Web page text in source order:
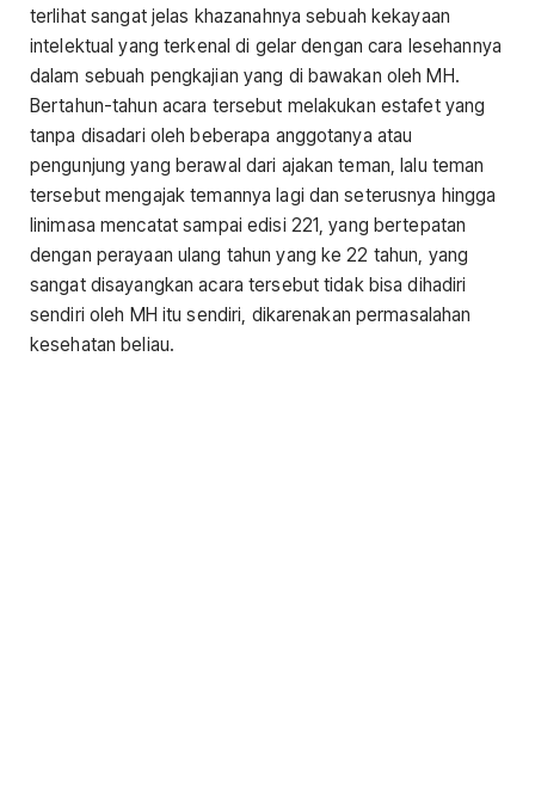
terlihat sangat jelas khazanahnya sebuah kekayaan
intelektual yang terkenal di gelar dengan cara lesehannya
dalam sebuah pengkajian yang di bawakan oleh MH.
Bertahun-tahun acara tersebut melakukan estafet yang
tanpa disadari oleh beberapa anggotanya atau
pengunjung yang berawal dari ajakan teman, lalu teman
tersebut mengajak temannya lagi dan seterusnya hingga
linimasa mencatat sampai edisi 221, yang bertepatan
dengan perayaan ulang tahun yang ke 22 tahun, yang
sangat disayangkan acara tersebut tidak bisa dihadiri
sendiri oleh MH itu sendiri, dikarenakan permasalahan
kesehatan beliau.